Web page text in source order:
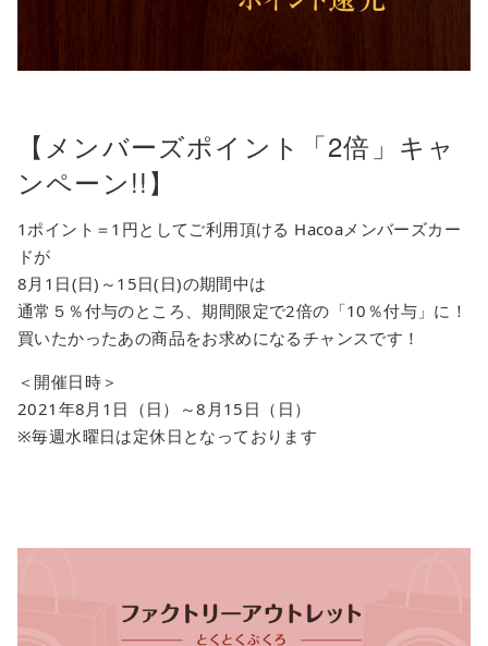
【メンバーズポイント「2倍」キャ
ンペーン!!】
1ポイント＝1円としてご利用頂ける Hacoaメンバーズカー
ドが
8月1日(日)～15日(日)の期間中は
通常５％付与のところ、期間限定で2倍の「10％付与」に！
買いたかったあの商品をお求めになるチャンスです！
＜開催日時＞
2021年8月1日（日）～8月15日（日）
※毎週水曜日は定休日となっております